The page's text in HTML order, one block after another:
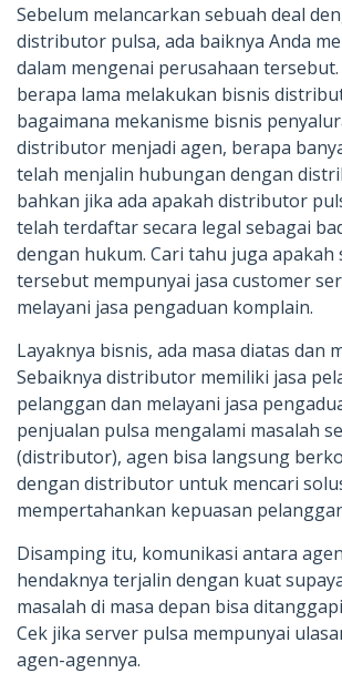
Sebelum melancarkan sebuah deal
distributor pulsa, ada baiknya Anda
dalam mengenai perusahaan
berapa lama melakukan bisnis
bagaimana mekanisme bisnis
distributor menjadi agen, berapa
telah menjalin hubungan dengan
bahkan jika ada apakah distributor
telah terdaftar secara legal sebagai
dengan hukum. Cari tahu juga apakah
tersebut mempunyai jasa customer
melayani jasa pengaduan komplain.
Layaknya bisnis, ada masa diatas dan
Sebaiknya distributor memiliki jasa
pelanggan dan melayani jasa
penjualan pulsa mengalami masalah
(distributor), agen bisa langsung
dengan distributor untuk mencari
mempertahankan kepuasan
Disamping itu, komunikasi antara
hendaknya terjalin dengan kuat
masalah di masa depan bisa
Cek jika server pulsa mempunyai
agen-agennya.